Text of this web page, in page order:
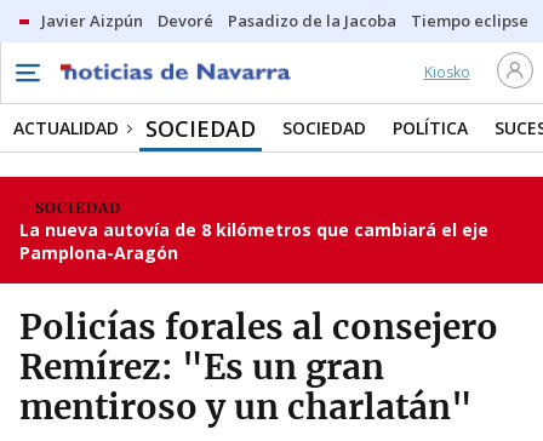
Javier Aizpún Devoré Pasadizo de la Jacoba Tiempo eclipse
Kiosko
ACTUALIDAD SOCIEDAD SOCIEDAD POLÍTICA
SOCIEDAD
La nueva autovía de 8 kilómetros que cambiará el eje
Pamplona-Aragón
Policías forales al consejero
Remírez: "Es un gran
mentiroso y un charlatán"